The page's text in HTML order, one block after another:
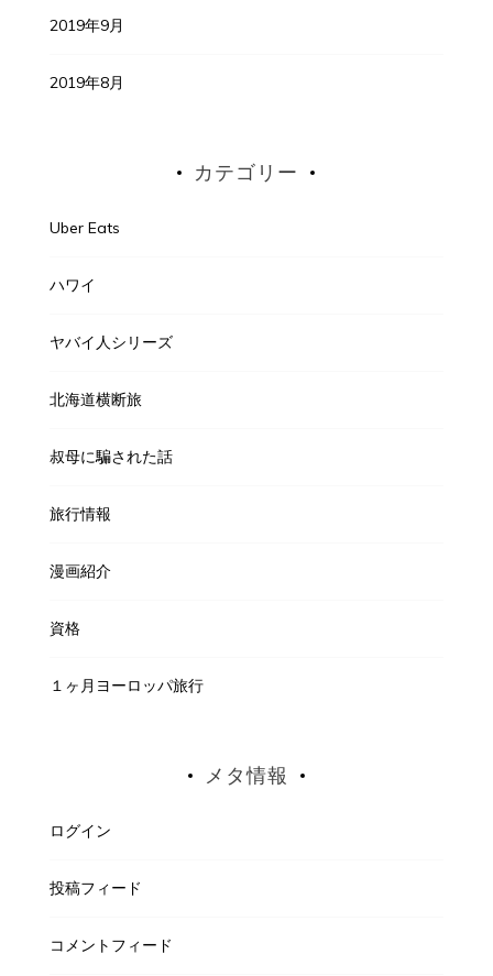
2019年9月
2019年8月
カテゴリー
Uber Eats
ハワイ
ヤバイ人シリーズ
北海道横断旅
叔母に騙された話
旅行情報
漫画紹介
資格
１ヶ月ヨーロッパ旅行
メタ情報
ログイン
投稿フィード
コメントフィード